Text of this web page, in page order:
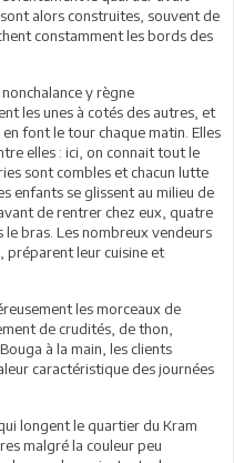
alors construites, souvent de
constamment les bords des
y règne
les unes à cotés des autres, et
font le tour chaque matin. Elles
elles : ici, on connait tout le
sont combles et chacun lutte
enfants se glissent au milieu de
de rentrer chez eux, quatre
bras. Les nombreux vendeurs
préparent leur cuisine et
les morceaux de
de crudités, de thon,
à la main, les clients
caractéristique des journées
longent le quartier du Kram
malgré la couleur peu